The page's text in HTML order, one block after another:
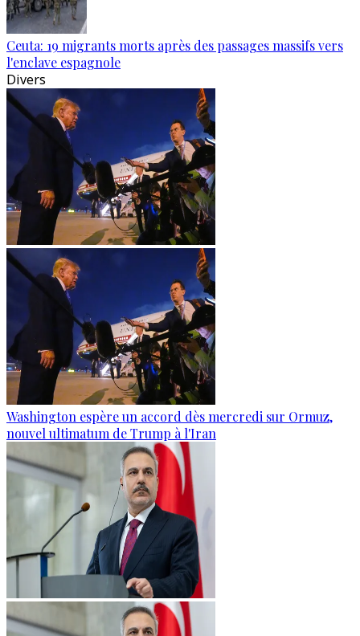
Ceuta: 19 migrants morts après des passages massifs vers
l'enclave espagnole
Divers
Washington espère un accord dès mercredi sur Ormuz,
nouvel ultimatum de Trump à l'Iran